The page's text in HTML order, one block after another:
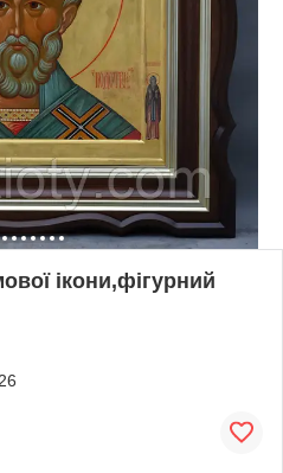
ікони,фігурний